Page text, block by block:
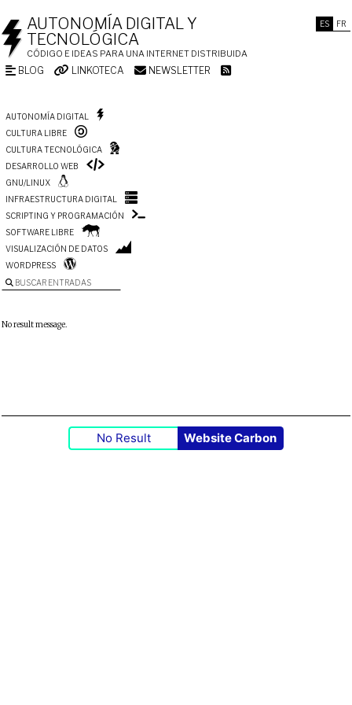
ES FR
AUTONOMÍA DIGITAL Y
TECNOLÓGICA
CÓDIGO E IDEAS PARA UNA INTERNET DISTRIBUIDA
BLOG LINKOTECA NEWSLETTER
AUTONOMÍA DIGITAL
CULTURA LIBRE
CULTURA TECNOLÓGICA
DESARROLLO WEB
GNU/LINUX
INFRAESTRUCTURA DIGITAL
SCRIPTING Y PROGRAMACIÓN
SOFTWARE LIBRE
VISUALIZACIÓN DE DATOS
WORDPRESS
BUSCAR ENTRADAS
No result message.
No Result Website Carbon